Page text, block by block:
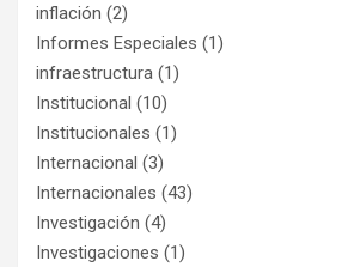
inflación (2)
Informes Especiales (1)
infraestructura (1)
Institucional (10)
Institucionales (1)
Internacional (3)
Internacionales (43)
Investigación (4)
Investigaciones (1)